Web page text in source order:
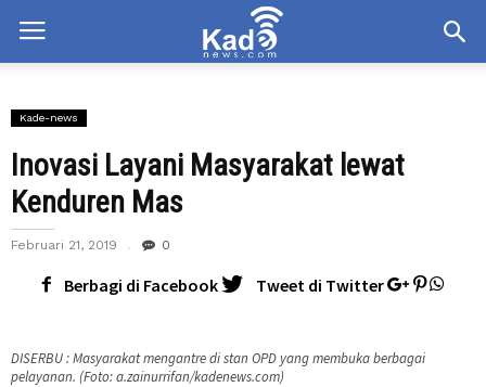
Kade-news
Inovasi Layani Masyarakat lewat
Kenduren Mas
Februari 21, 2019 0
Berbagi di Facebook Tweet di Twitter
DISERBU : Masyarakat mengantre di stan OPD yang membuka berbagai
pelayanan. (Foto: a.zainurrifan/kadenews.com)